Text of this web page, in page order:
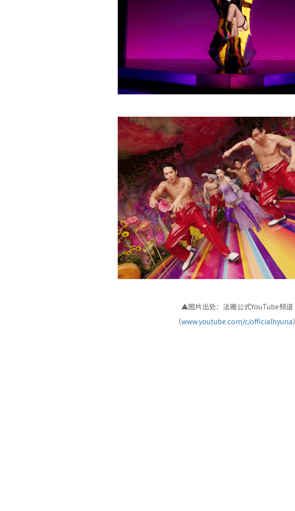
▲图片出处：泫雅公式YouTube频道
（www.youtube.com/c/officialhyuna）